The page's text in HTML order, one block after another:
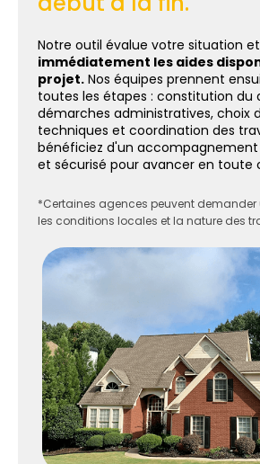
Notre outil évalue votre situation et
immédiatement les aides
projet. Nos équipes prennent
toutes les étapes : constitution du
démarches administratives, choix
techniques et coordination des
bénéficiez d'un
et sécurisé pour avancer en toute
*Certaines agences peuvent
les conditions locales et la nature des